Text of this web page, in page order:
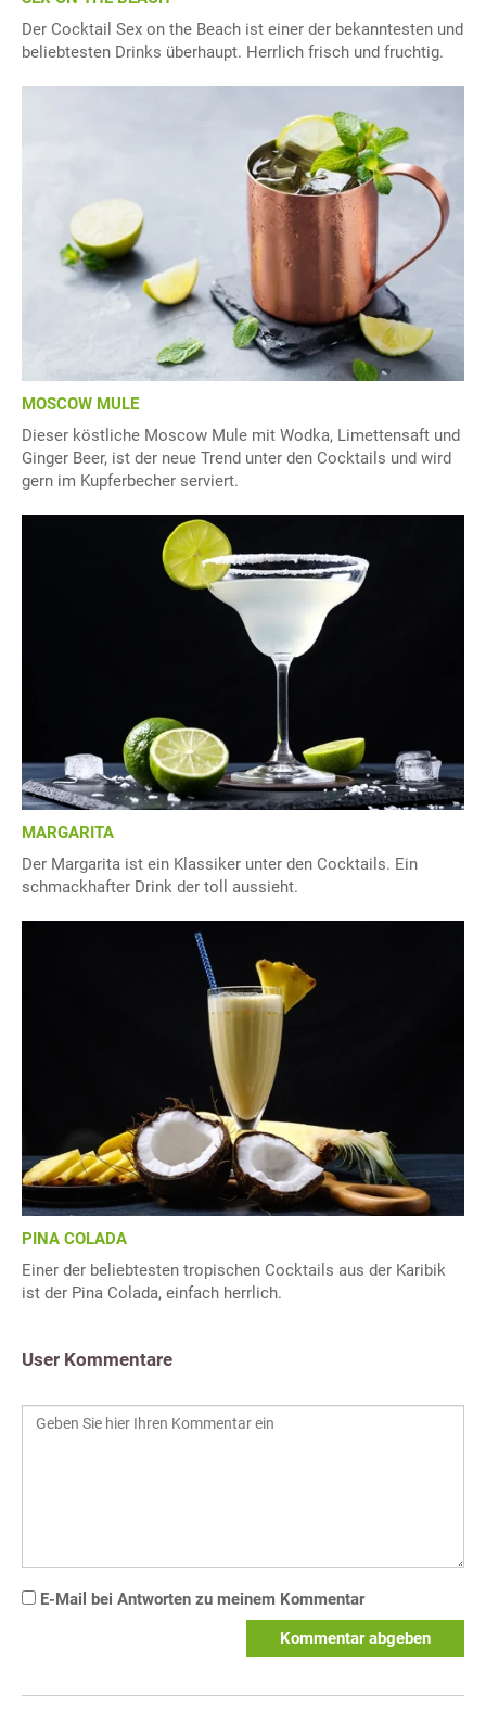
Der Cocktail Sex on the Beach ist einer der bekanntesten und
beliebtesten Drinks überhaupt. Herrlich frisch und fruchtig.
MOSCOW MULE
Dieser köstliche Moscow Mule mit Wodka, Limettensaft und
Ginger Beer, ist der neue Trend unter den Cocktails und wird
gern im Kupferbecher serviert.
MARGARITA
Der Margarita ist ein Klassiker unter den Cocktails. Ein
schmackhafter Drink der toll aussieht.
PINA COLADA
Einer der beliebtesten tropischen Cocktails aus der Karibik
ist der Pina Colada, einfach herrlich.
User Kommentare
E-Mail bei Antworten zu meinem Kommentar
Kommentar abgeben